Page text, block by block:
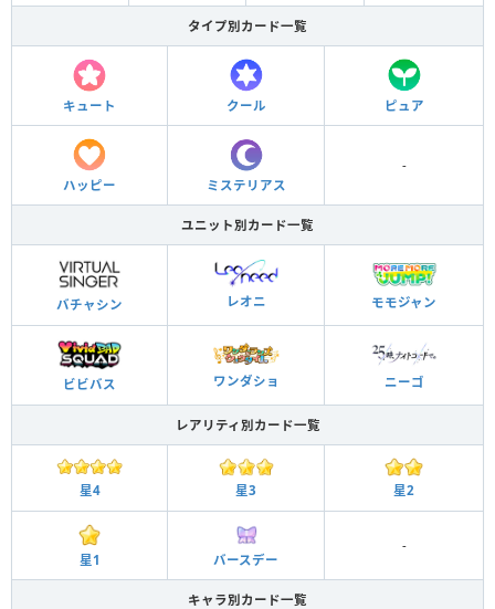
タイプ別カード一覧
キュート クール ピュア
ハッピー ミステリアス
-
ユニット別カード一覧
バチャシン レオニ モモジャン
ビビバス ワンダショ ニーゴ
レアリティ別カード一覧
星4 星3 星2
星1 バースデー
-
キャラ別カード一覧